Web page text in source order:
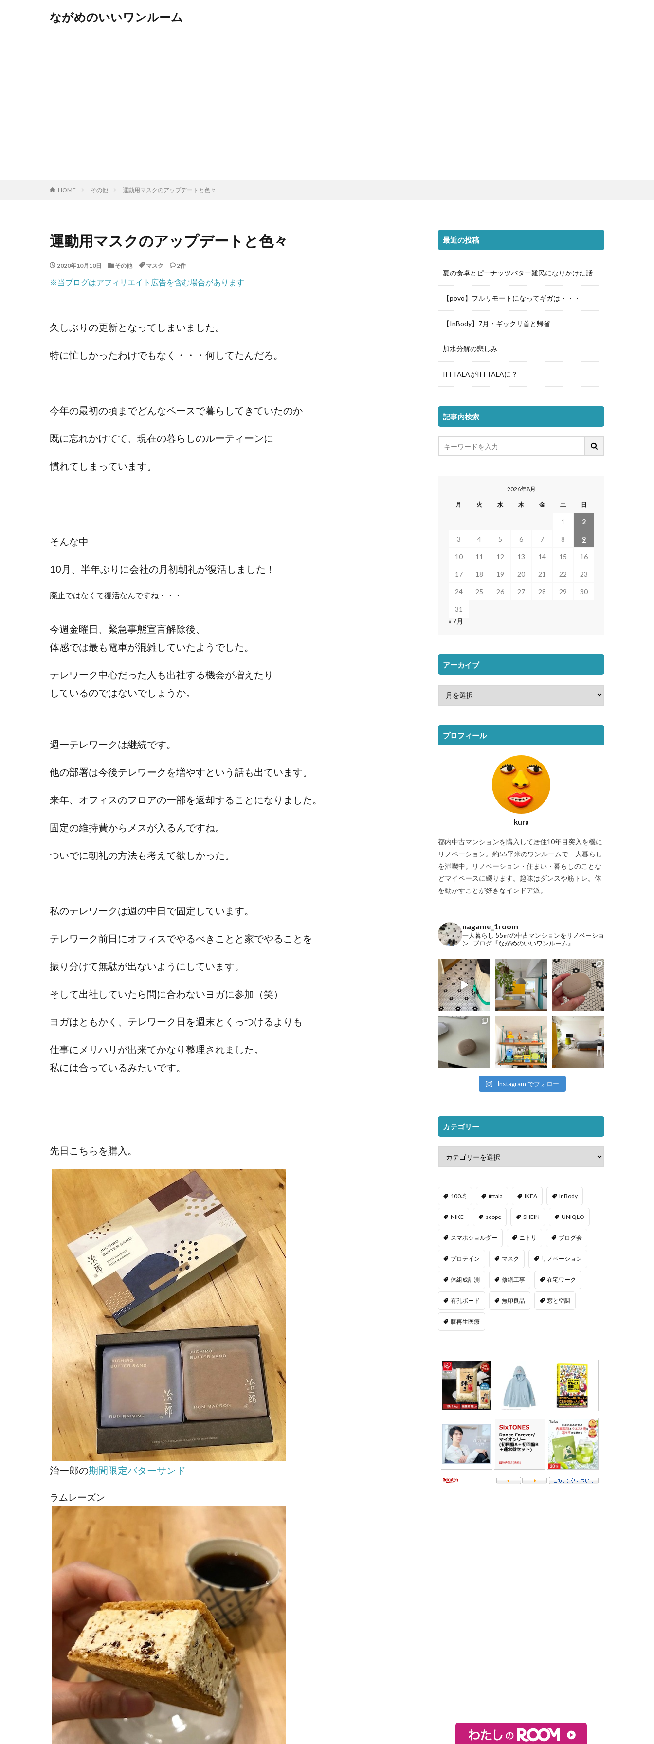
ながめのいいワンルーム
HOME その他 運動用マスクのアップデートと色々
運動用マスクのアップデートと色々
2020年10月10日 その他 マスク 2件
※当ブログはアフィリエイト広告を含む場合があります
久しぶりの更新となってしまいました。
特に忙しかったわけでもなく・・・何してたんだろ。
今年の最初の頃までどんなペースで暮らしてきていたのか
既に忘れかけてて、現在の暮らしのルーティーンに
慣れてしまっています。
そんな中
10月、半年ぶりに会社の月初朝礼が復活しました！
廃止ではなくて復活なんですね・・・
今週金曜日、緊急事態宣言解除後、
体感では最も電車が混雑していたようでした。
テレワーク中心だった人も出社する機会が増えたり
しているのではないでしょうか。
週一テレワークは継続です。
他の部署は今後テレワークを増やすという話も出ています。
来年、オフィスのフロアの一部を返却することになりました。
固定の維持費からメスが入るんですね。
ついでに朝礼の方法も考えて欲しかった。
私のテレワークは週の中日で固定しています。
テレワーク前日にオフィスでやるべきことと家でやることを
振り分けて無駄が出ないようにしています。
そして出社していたら間に合わないヨガに参加（笑）
ヨガはともかく、テレワーク日を週末とくっつけるよりも
仕事にメリハリが出来てかなり整理されました。
私には合っているみたいです。
先日こちらを購入。
治一郎の期間限定バターサンド
ラムレーズン
最近の投稿
夏の食卓とピーナッツバター難民になりかけた話
【povo】フルリモートになってギガは・・・
【InBody】7月・ギックリ首と帰省
加水分解の悲しみ
IITTALAがIITTALAに？
記事内検索
2026年8月
月 火 水 木 金 土 日
1 2
3 4 5 6 7 8 9
10 11 12 13 14 15 16
17 18 19 20 21 22 23
24 25 26 27 28 29 30
31
« 7月
アーカイブ
プロフィール
kura
都内中古マンションを購入して居住10年目突入を機に
リノベーション。約55平米のワンルームで一人暮らし
を満喫中。リノベーション・住まい・暮らしのことな
どマイペースに綴ります。趣味はダンスや筋トレ。体
を動かすことが好きなインドア派。
nagame_1room
一人暮らし 55㎡の中古マンションをリノベーショ
ン . ブログ『ながめのいいワンルーム』
Instagram でフォロー
カテゴリー
100均 iittala IKEA InBody
NIKE scope SHEIN UNIQLO
スマホショルダー ニトリ ブログ会
プロテイン マスク リノベーション
体組成計測 修繕工事 在宅ワーク
有孔ボード 無印良品 窓と空調
膝再生医療